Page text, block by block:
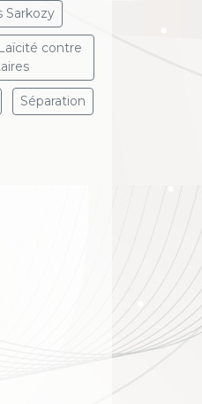
Sarkozy
contre
Séparation